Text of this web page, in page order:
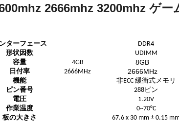
2666mhz 3200mhz ゲー
ターフェース
DDR4
形状因数
UDIMM
容量
4GB 8GB
日付率 2666MHz 2666MHz
機能
非ECC 緩衝式メモリ
ピン番号
288ピン
電圧
1.20V
作業温度
0~70°C
板の大きさ
67.6 x 30 mm ± 0.15